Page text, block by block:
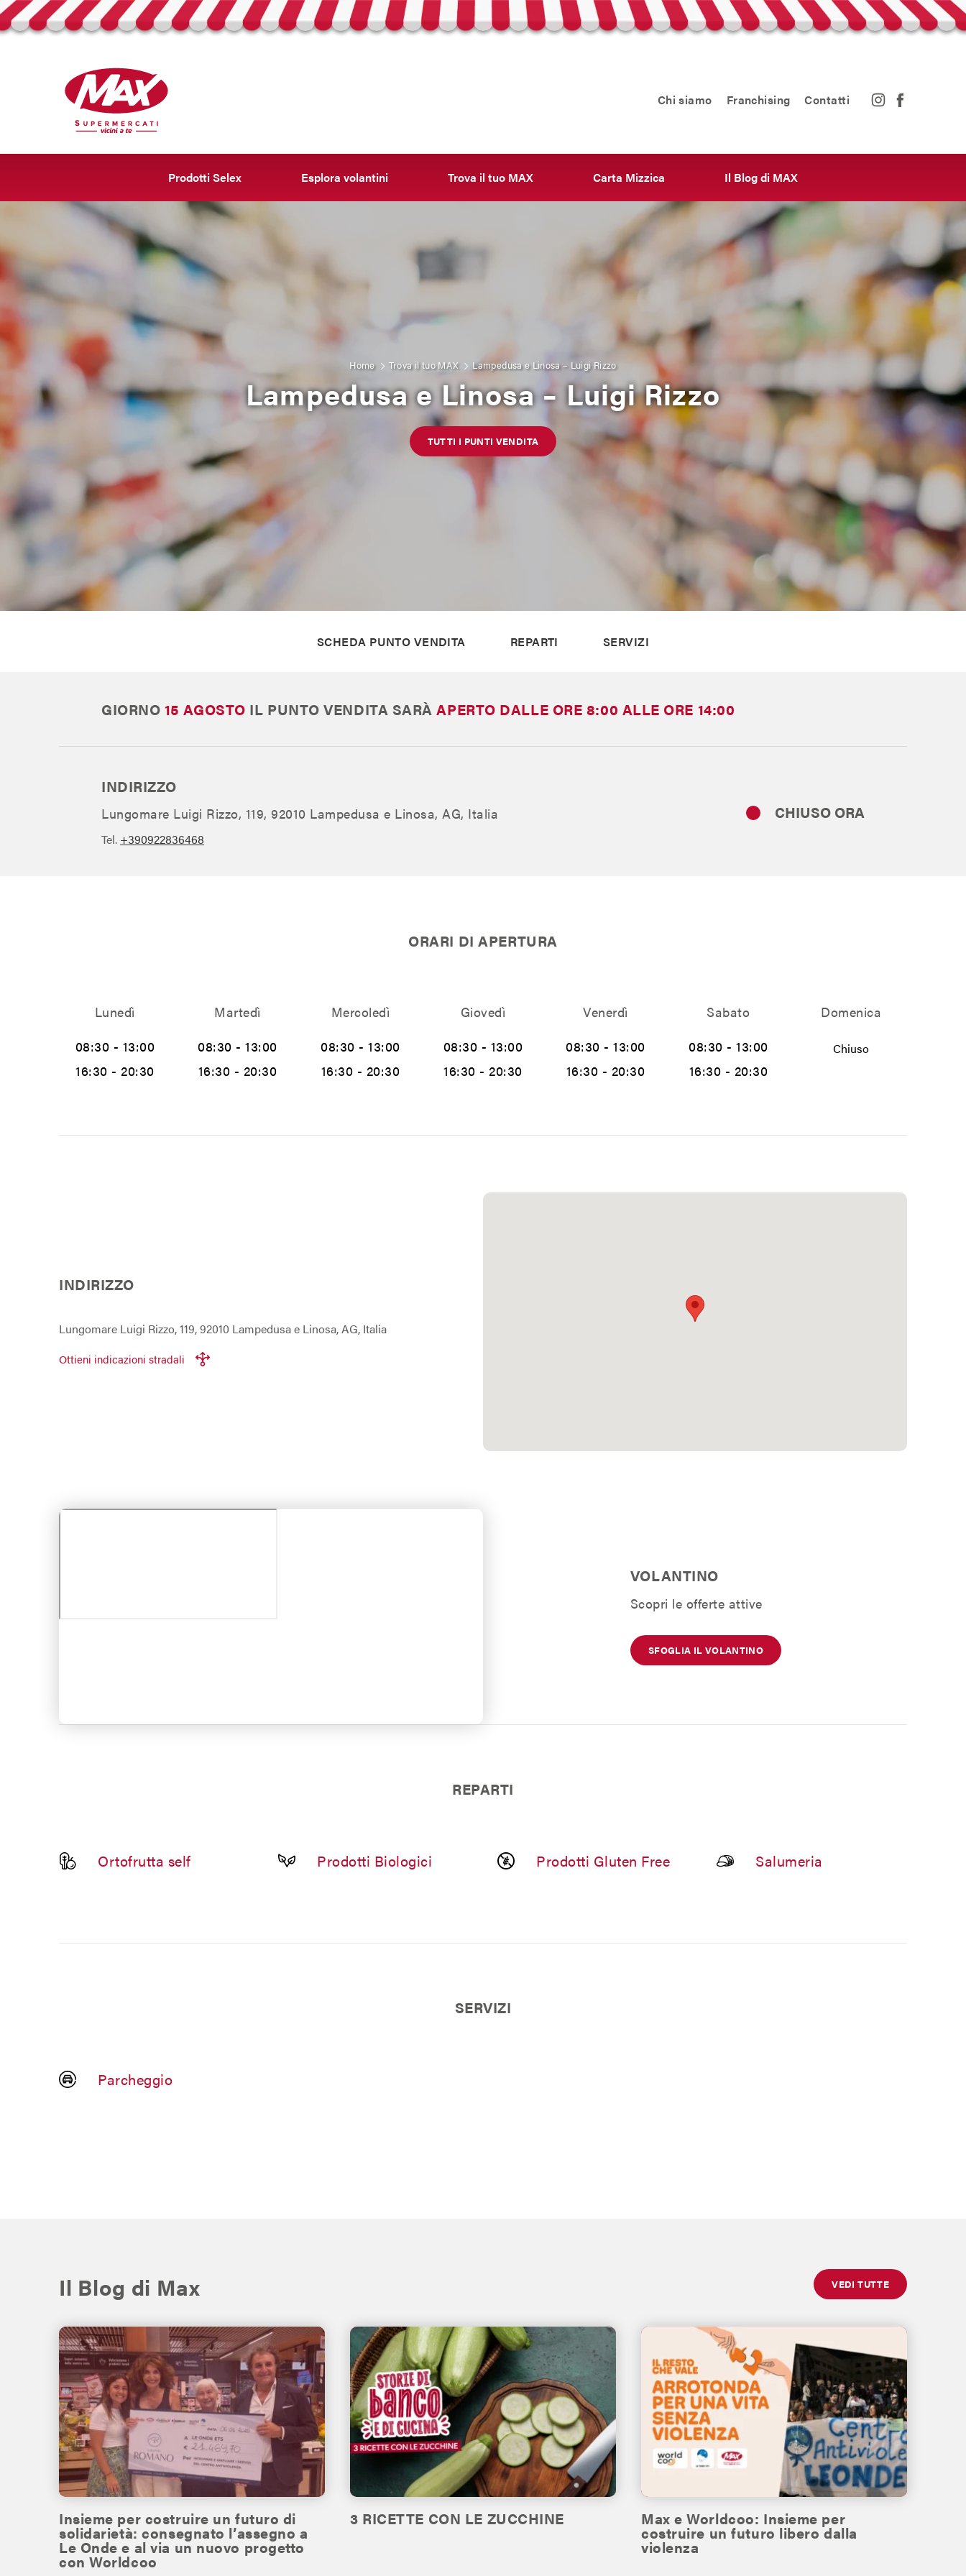
Prodotti Selex Esplora volantini Trova il tuo MAX Carta Mizzica Il Blog di MAX
Chi siamo Franchising Contatti
Home Trova il tuo MAX Lampedusa e Linosa – Luigi Rizzo
Lampedusa e Linosa – Luigi Rizzo
TUTTI I PUNTI VENDITA
SCHEDA PUNTO VENDITA REPARTI SERVIZI
GIORNO 15 AGOSTO IL PUNTO VENDITA SARÀAPERTO DALLE ORE 8:00 ALLE ORE 14:00
INDIRIZZO
Lungomare Luigi Rizzo, 119, 92010 Lampedusa e Linosa, AG, Italia
Tel. +390922836468
CHIUSO ORA
ORARI DI APERTURA
Lunedì
08:30 - 13:00
16:30 - 20:30
Martedì
08:30 - 13:00
16:30 - 20:30
Mercoledì
08:30 - 13:00
16:30 - 20:30
Giovedì
08:30 - 13:00
16:30 - 20:30
Venerdì
08:30 - 13:00
16:30 - 20:30
Sabato
08:30 - 13:00
16:30 - 20:30
Domenica
Chiuso
INDIRIZZO
Lungomare Luigi Rizzo, 119, 92010 Lampedusa e Linosa, AG, Italia
Ottieni indicazioni stradali
VOLANTINO
Scopri le offerte attive
SFOGLIA IL VOLANTINO
REPARTI
Ortofrutta self Prodotti Biologici Prodotti Gluten Free Salumeria
SERVIZI
Parcheggio
Il Blog di Max
Insieme per costruire un futuro di
solidarietà: consegnato l’assegno a
Le Onde e al via un nuovo progetto
con Worldcoo
3 RICETTE CON LE ZUCCHINE Max e Worldcoo: Insieme per
costruire un futuro libero dalla
violenza
VEDI TUTTE